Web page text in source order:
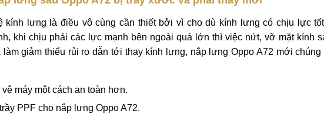
A72 có làm mất chống nước không?
nước giúp hạn chế các lỗi máy do nước gây ra, tuy nhiên khi thay
số các chi tiết linh kiện khiến cho Oppo A72 rất dễ tính năng chống
oppo
tại Mobilecity chúng tôi sẽ dán lớp keo chống nước ở phần màn
tốt nhất.
lưng sau Oppo A72 bị trầy xước và phải thay mới